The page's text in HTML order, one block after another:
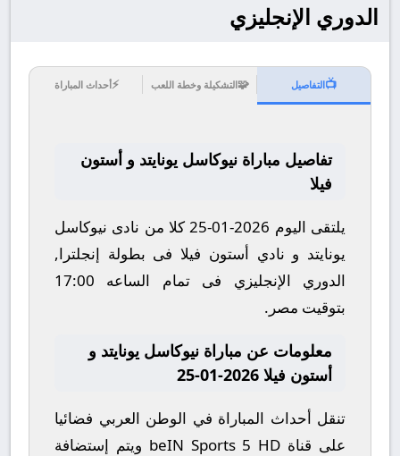
الدوري الإنجليزي
📺التفاصيل 🧩التشكيلة وخطة اللعب ⚡أحداث المباراة
تفاصيل مباراة نيوكاسل يونايتد و أستون
فيلا
يلتقى اليوم 2026-01-25 كلا من نادى نيوكاسل
يونايتد و نادي أستون فيلا فى بطولة إنجلترا,
الدوري الإنجليزي فى تمام الساعه 17:00
بتوقيت مصر.
معلومات عن مباراة نيوكاسل يونايتد و
أستون فيلا 2026-01-25
تنقل أحداث المباراة في الوطن العربي فضائيا
على قناة beIN Sports 5 HD ويتم إستضافة